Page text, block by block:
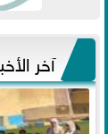
آخر